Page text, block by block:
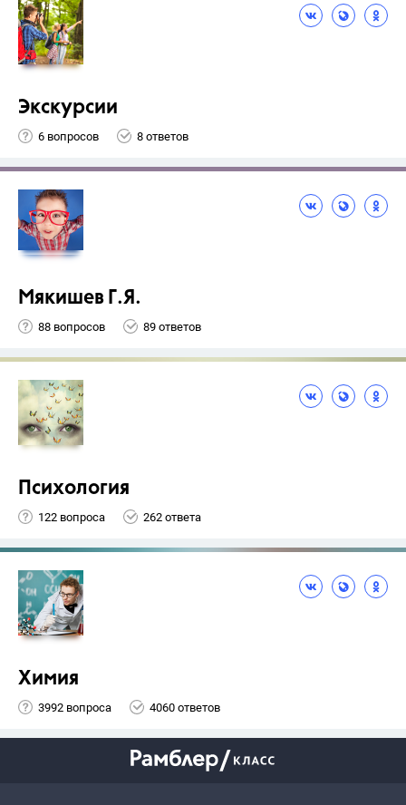
Экскурсии
6 вопросов 8 ответов
Мякишев Г.Я.
88 вопросов 89 ответов
Психология
122 вопроса 262 ответа
Химия
3992 вопроса 4060 ответов